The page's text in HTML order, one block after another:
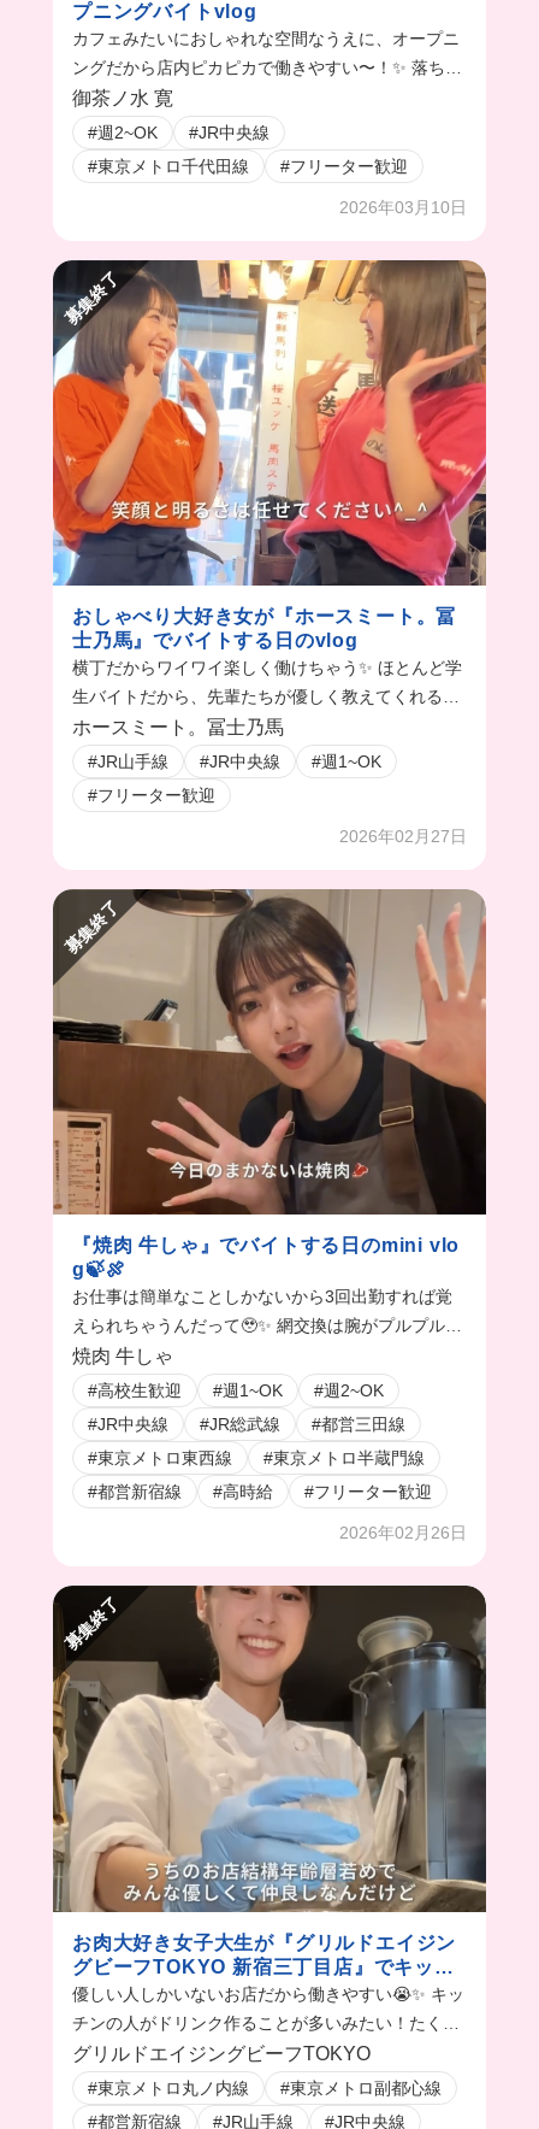
プニングバイトvlog
カフェみたいにおしゃれな空間なうえに、オープニ
ングだから店内ピカピカで働きやすい〜！✨ 落ち着
いた客層だから、ワイワイした居酒屋が苦手な人に
もおすすめ🥹
御茶ノ水 寛
#週2~OK
#JR中央線
#東京メトロ千代田線
#フリーター歓迎
2026年03月10日
募集終了
おしゃべり大好き女が『ホースミート。冨
士乃馬』でバイトする日のvlog
横丁だからワイワイ楽しく働けちゃう✨ ほとんど学
生バイトだから、先輩たちが優しく教えてくれるよ
🥹 メンバーがガラッと入れ替わるタイミングがか
ら、今入るのがおすすめ
ホースミート。冨士乃馬
#JR山手線 #JR中央線
#週1~OK
#フリーター歓迎
2026年02月27日
募集終了
『焼肉 牛しゃ』でバイトする日のmini vlo
g🍃🍖
お仕事は簡単なことしかないから3回出勤すれば覚
えられちゃうんだって🥹✨ 網交換は腕がプルプルし
がちだけど、すぐに慣れちゃうよ！
焼肉 牛しゃ
#高校生歓迎 #週1~OK
#週2~OK
#JR中央線
#JR総武線
#都営三田線
#東京メトロ東西線
#東京メトロ半蔵門線
#都営新宿線
#高時給 #フリーター歓迎
2026年02月26日
募集終了
お肉大好き女子大生が『グリルドエイジン
グビーフTOKYO 新宿三丁目店』でキッチ
ンバイトするvog
優しい人しかいないお店だから働きやすい😭✨ キッ
チンの人がドリンク作ることが多いみたい！たくさ
ん学ぶことあって楽しかった🥹
グリルドエイジングビーフTOKYO
#東京メトロ丸ノ内線
#東京メトロ副都心線
#都営新宿線
#JR山手線 #JR中央線